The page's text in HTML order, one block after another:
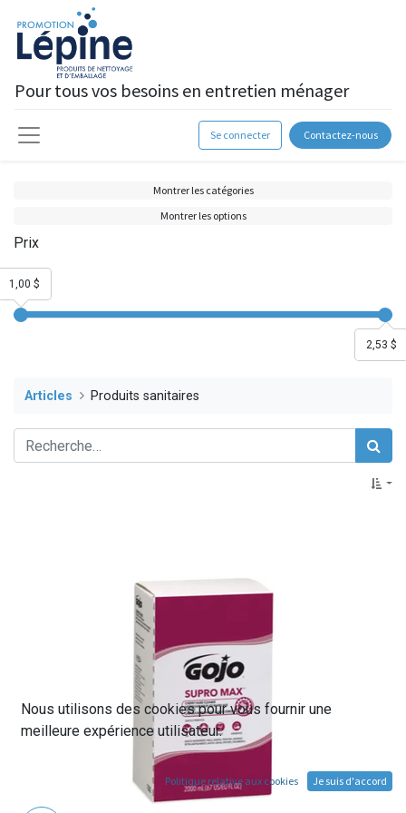
Pour tous vos besoins en entretien ménager
Se connecter Contactez-nous
Montrer les catégories
Montrer les options
Prix
2,53 $
1,00 $
Articles Produits sanitaires
Nous utilisons des cookies pour vous fournir une
meilleure expérience utilisateur.
Politique relative aux cookies Je suis d'accord